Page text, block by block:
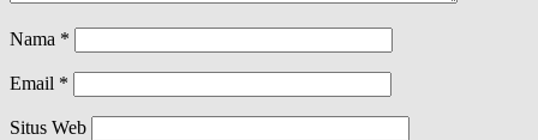
Nama *
Email *
Situs Web